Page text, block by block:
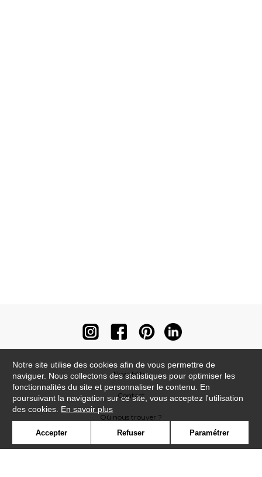
Newsletter
Contact
Où nous trouver ?
Notre site utilise des cookies afin de vous permettre de
naviguer. Nous collectons des statistiques pour optimiser les
fonctionnalités du site et personnaliser le contenu. En
poursuivant la navigation sur ce site, vous acceptez l'utilisation
des cookies. En savoir plus
Accepter Refuser Paramétrer